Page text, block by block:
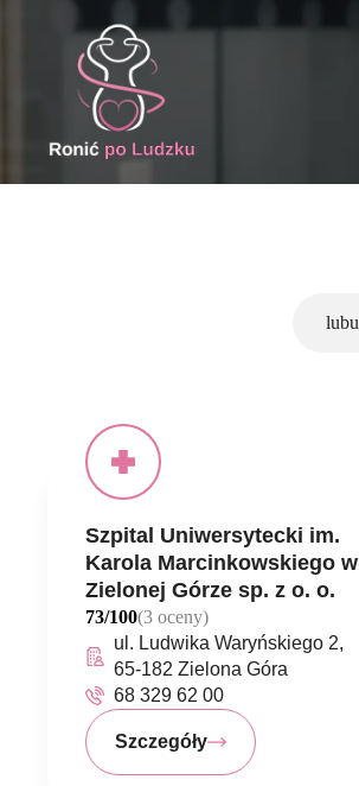
Szpital Uniwersytecki im.
Karola Marcinkowskiego w
Zielonej Górze sp. z o. o.
73/100(3 oceny)
ul. Ludwika Waryńskiego 2,
65-182 Zielona Góra
68 329 62 00
Szczegóły